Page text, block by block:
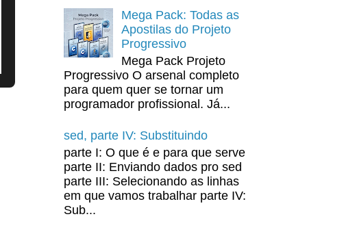
Mega Pack: Todas as
Apostilas do Projeto
Progressivo
Mega Pack Projeto
Progressivo O arsenal completo
para quem quer se tornar um
programador profissional. Já...
sed, parte IV: Substituindo
parte I: O que é e para que serve
parte II: Enviando dados pro sed
parte III: Selecionando as linhas
em que vamos trabalhar parte IV:
Sub...